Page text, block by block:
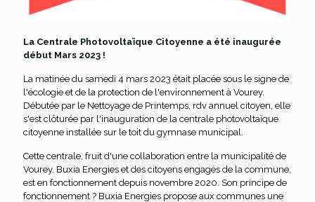
La Centrale Photovoltaïque Citoyenne a été inaugurée
début Mars 2023 !
La matinée du samedi 4 mars 2023 était placée sous le signe de
l'écologie et de la protection de l'environnement à Vourey.
Débutée par le Nettoyage de Printemps, rdv annuel citoyen, elle
s'est clôturée par l'inauguration de la centrale photovoltaïque
citoyenne installée sur le toit du gymnase municipal.
Cette centrale, fruit d'une collaboration entre la municipalité de
Vourey, Buxia Energies et des citoyens engagés de la commune,
est en fonctionnement depuis novembre 2020. Son principe de
fonctionnement ? Buxia Energies propose aux communes une